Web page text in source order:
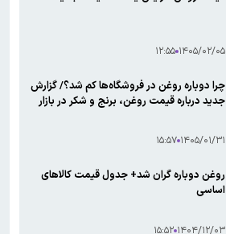
۱۴۰۵/۰۲/۰۵ ۱۲:۵۵
چرا دوباره روغن در فروشگاه‌ها کم شد؟/ گزارش
جدید درباره قیمت روغن، برنج و شکر در بازار
۱۴۰۵/۰۱/۳۱ ۱۵:۵۷
روغن دوباره گران شد+ جدول قیمت کالاهای
اساسی
۱۴۰۴/۱۲/۰۳ ۱۵:۵۲